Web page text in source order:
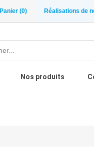
Panier (0) Réalisations de
Nos produits